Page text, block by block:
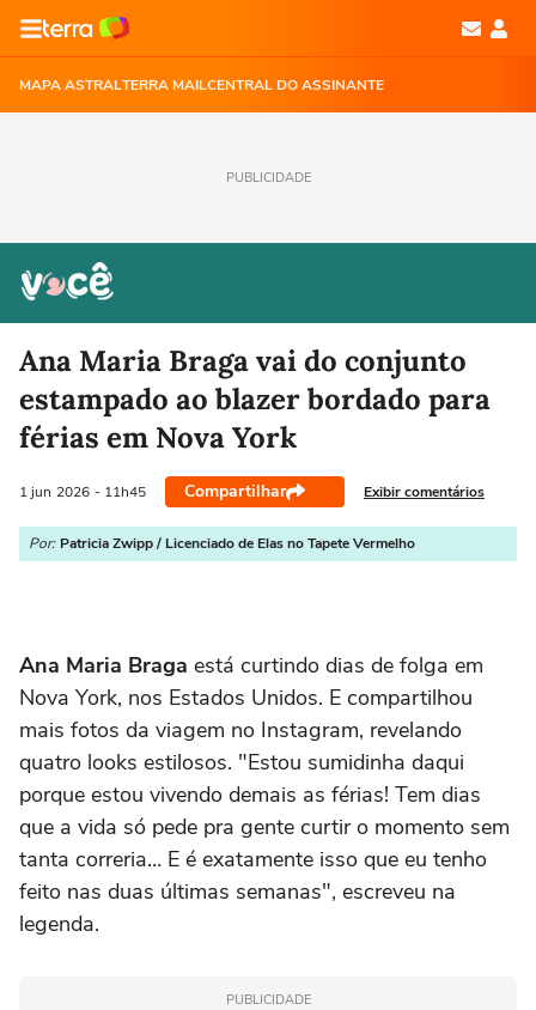
MAPA ASTRALTERRA MAILCENTRAL DO ASSINANTE
PUBLICIDADE
Ana Maria Braga vai do conjunto
estampado ao blazer bordado para
férias em Nova York
1 jun 2026 - 11h45 Compartilhar Exibir comentários
Por: Patricia Zwipp / Licenciado de Elas no Tapete Vermelho
Ana Maria Braga está curtindo dias de folga em
Nova York, nos Estados Unidos. E compartilhou
mais fotos da viagem no Instagram, revelando
quatro looks estilosos. "Estou sumidinha daqui
porque estou vivendo demais as férias! Tem dias
que a vida só pede pra gente curtir o momento sem
tanta correria… E é exatamente isso que eu tenho
feito nas duas últimas semanas", escreveu na
legenda.
PUBLICIDADE